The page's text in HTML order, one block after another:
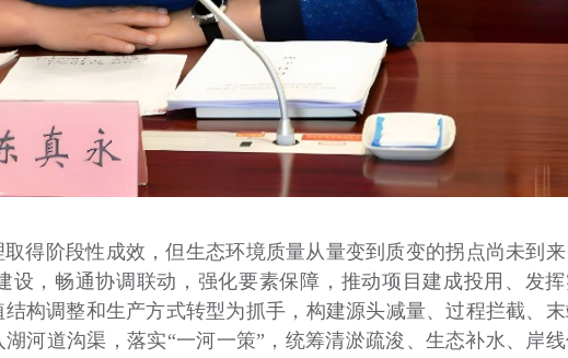
得阶段性成效，但生态环境质量从量变到质变的拐点尚未到
设，畅通协调联动，强化要素保障，推动项目建成投用、发
构调整和生产方式转型为抓手，构建源头减量、过程拦截、
河道沟渠，落实“一河一策”，统筹清淤疏浚、生态补水、岸